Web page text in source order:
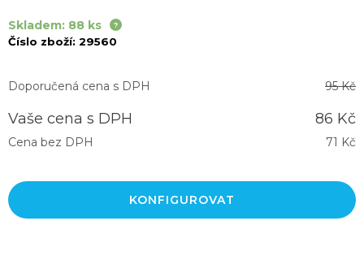
Skladem: 88 ks
Číslo zboží: 29560
Doporučená cena s DPH 95 Kč
Vaše cena s DPH 86 Kč
Cena bez DPH 71 Kč
KONFIGUROVAT